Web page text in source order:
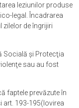
leziunilor produse
legal. Încadrarea
zilelor de îngrijiri
Socială şi Protecţia
sau au fost
faptele prevăzute în
193-195(lovirea